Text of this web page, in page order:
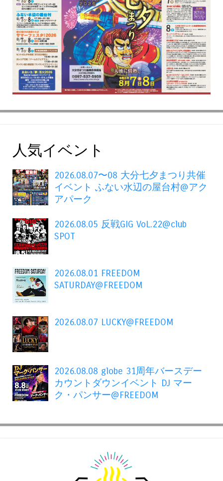
人気イベント
2026.08.07〜08 大分七夕まつり共催
イベント ふない水辺の屋台村@アク
アパーク
2026.08.05 反戦GIG VoL.22@club
SPOT
2026.08.01 FREEDOM
SATURDAY@FREEDOM
2026.08.07 LUCKY@FREEDOM
2026.08.08 globe 31周年バースデー
カウントダウンイベント DJ マー
ク・パンサー@FREEDOM